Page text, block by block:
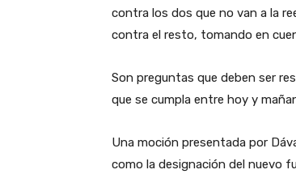
contra los dos que no van a la
contra el resto, tomando en
Son preguntas que deben ser
que se cumpla entre hoy y
Una moción presentada por
como la designación del nuevo